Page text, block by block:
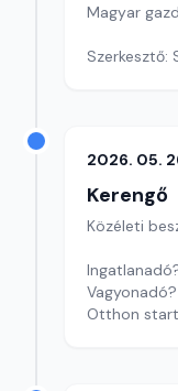
Magyar
Szerkesztő:
2026. 05.
Kerengő
Közéleti
Vagyonadó?
Otthon